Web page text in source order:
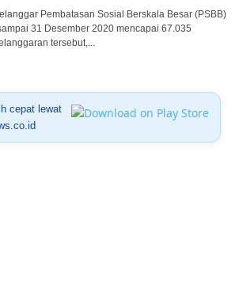
Pembatasan Sosial Berskala Besar (PSBB)
31 Desember 2020 mencapai 67.035
tersebut,...
cepat lewat